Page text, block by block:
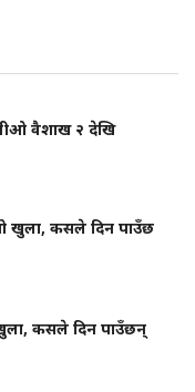
वैशाख २ देखि
खुला, कसले दिन पाउँछ
कसले दिन पाउँछन्